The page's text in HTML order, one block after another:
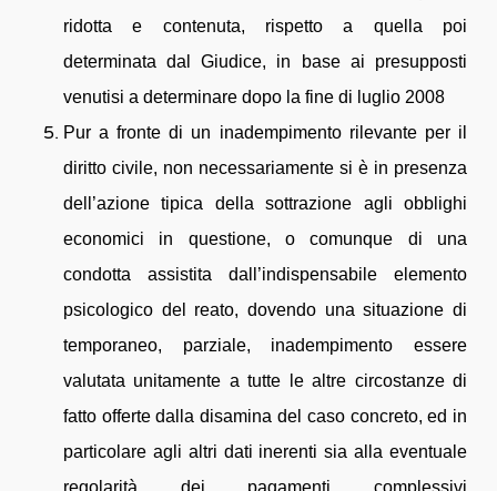
ridotta e contenuta, rispetto a quella poi
determinata dal Giudice, in base ai presupposti
venutisi a determinare dopo la fine di luglio 2008
Pur a fronte di un inadempimento rilevante per il
diritto civile, non necessariamente si è in presenza
dell’azione tipica della sottrazione agli obblighi
economici in questione, o comunque di una
condotta assistita dall’indispensabile elemento
psicologico del reato, dovendo una situazione di
temporaneo, parziale, inadempimento essere
valutata unitamente a tutte le altre circostanze di
fatto offerte dalla disamina del caso concreto, ed in
particolare agli altri dati inerenti sia alla eventuale
regolarità dei pagamenti complessivi